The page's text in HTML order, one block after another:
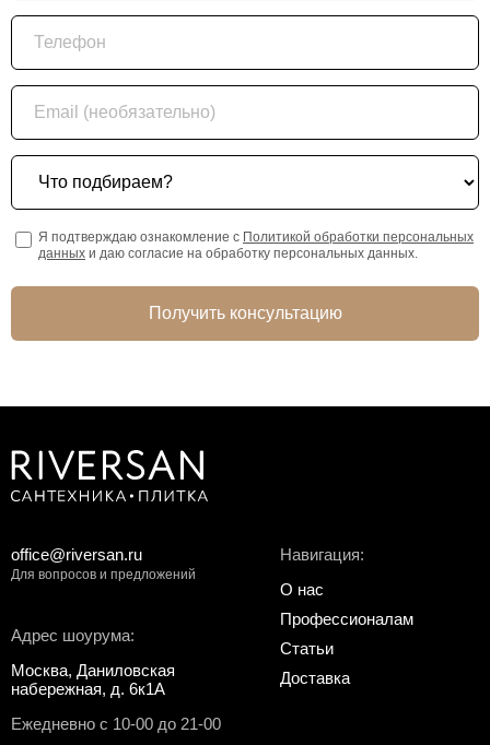
Телефон
Email (необязательно)
Что подбираем?
Я подтверждаю ознакомление с Политикой обработки персональных
данных и даю согласие на обработку персональных данных.
Получить консультацию
Адрес шоурума:
Москва, Даниловская
набережная, д. 6к1А
Ежедневно с 10-00 до 21-00
Навигация:
О нас
Профессионалам
Статьи
Доставка
office@riversan.ru
Для вопросов и предложений